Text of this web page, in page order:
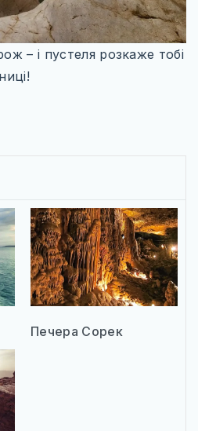
– і пустеля розкаже тобі
Печера Сорек